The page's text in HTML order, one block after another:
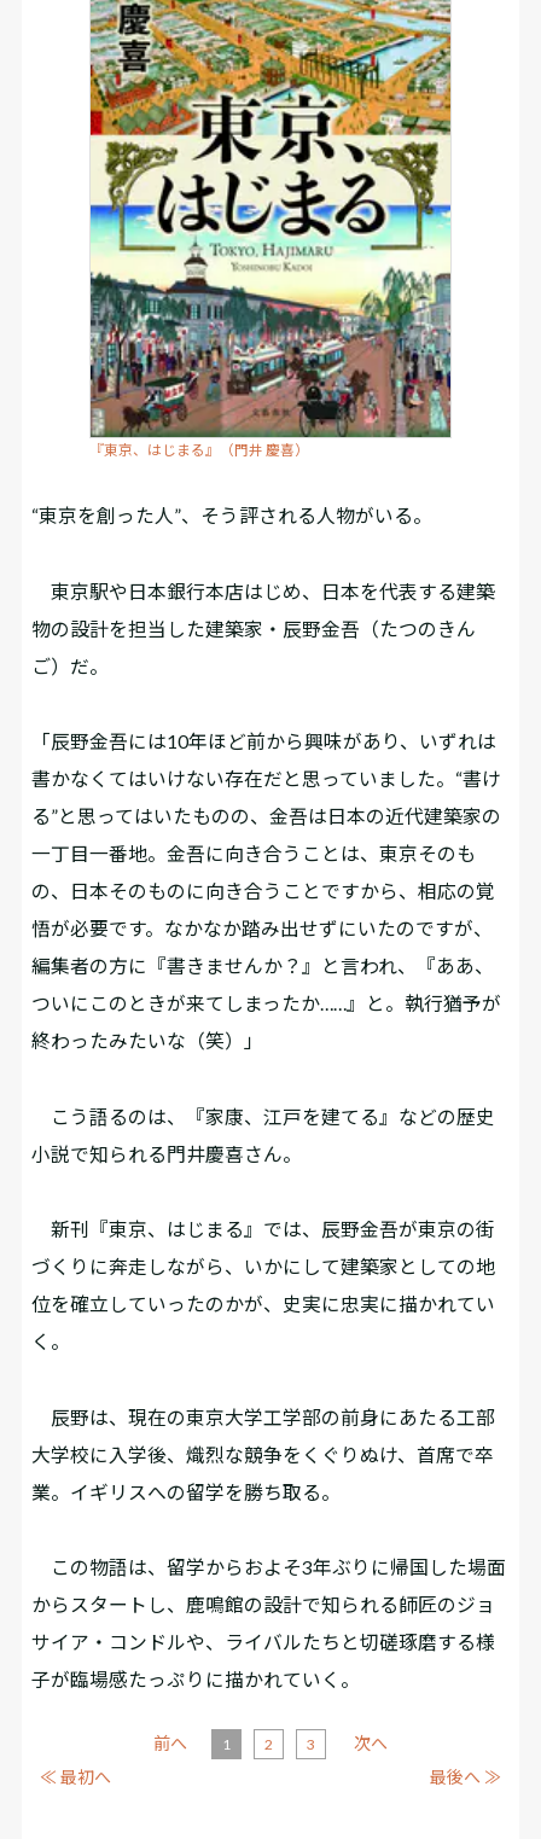
『東京、はじまる』（門井 慶喜）
“東京を創った人”、そう評される人物がいる。
東京駅や日本銀行本店はじめ、日本を代表する建築
物の設計を担当した建築家・辰野金吾（たつのきん
ご）だ。
「辰野金吾には10年ほど前から興味があり、いずれは
書かなくてはいけない存在だと思っていました。“書け
る”と思ってはいたものの、金吾は日本の近代建築家の
一丁目一番地。金吾に向き合うことは、東京そのも
の、日本そのものに向き合うことですから、相応の覚
悟が必要です。なかなか踏み出せずにいたのですが、
編集者の方に『書きませんか？』と言われ、『ああ、
ついにこのときが来てしまったか……』と。執行猶予が
終わったみたいな（笑）」
こう語るのは、『家康、江戸を建てる』などの歴史
小説で知られる門井慶喜さん。
新刊『東京、はじまる』では、辰野金吾が東京の街
づくりに奔走しながら、いかにして建築家としての地
位を確立していったのかが、史実に忠実に描かれてい
く。
辰野は、現在の東京大学工学部の前身にあたる工部
大学校に入学後、熾烈な競争をくぐりぬけ、首席で卒
業。イギリスへの留学を勝ち取る。
この物語は、留学からおよそ3年ぶりに帰国した場面
からスタートし、鹿鳴館の設計で知られる師匠のジョ
サイア・コンドルや、ライバルたちと切磋琢磨する様
子が臨場感たっぷりに描かれていく。
≪ 最初へ
前へ 1 2 3
次へ
最後へ ≫